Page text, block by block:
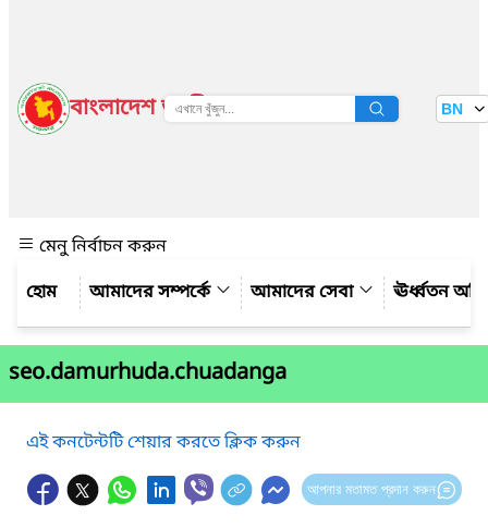
বাংলাদেশ জাতীয় তথ্য বাতায়ন BN
মেনু নির্বাচন করুন
আমাদের সম্পর্কে
আমাদের সেবা ঊর্ধ্বতন
seo.damurhuda.chuadanga
এই কনটেন্টটি শেয়ার করতে ক্লিক করুন
আপনার মতামত প্রদান করুন